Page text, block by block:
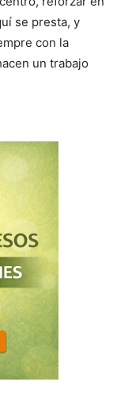
se presta, y
con la
un trabajo